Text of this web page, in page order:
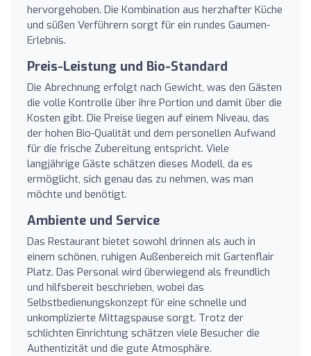
hervorgehoben. Die Kombination aus herzhafter Küche
und süßen Verführern sorgt für ein rundes Gaumen-
Erlebnis.
Preis-Leistung und Bio-Standard
Die Abrechnung erfolgt nach Gewicht, was den Gästen
die volle Kontrolle über ihre Portion und damit über die
Kosten gibt. Die Preise liegen auf einem Niveau, das
der hohen Bio-Qualität und dem personellen Aufwand
für die frische Zubereitung entspricht. Viele
langjährige Gäste schätzen dieses Modell, da es
ermöglicht, sich genau das zu nehmen, was man
möchte und benötigt.
Ambiente und Service
Das Restaurant bietet sowohl drinnen als auch in
einem schönen, ruhigen Außenbereich mit Gartenflair
Platz. Das Personal wird überwiegend als freundlich
und hilfsbereit beschrieben, wobei das
Selbstbedienungskonzept für eine schnelle und
unkomplizierte Mittagspause sorgt. Trotz der
schlichten Einrichtung schätzen viele Besucher die
Authentizität und die gute Atmosphäre.